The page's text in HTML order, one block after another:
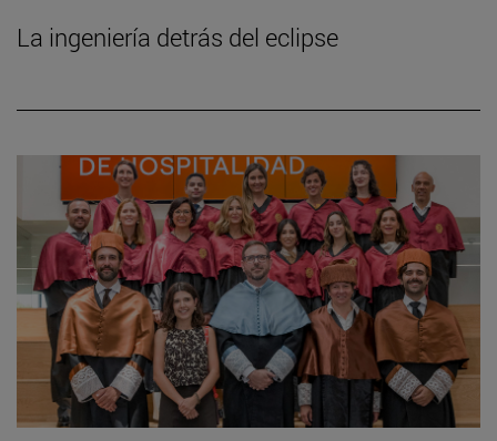
La ingeniería detrás del eclipse